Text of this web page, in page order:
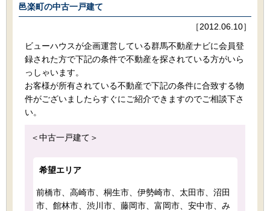
邑楽町の中古一戸建て
［2012.06.10］
ビューハウスが企画運営している群馬不動産ナビに会員登
録された方で下記の条件で不動産を探されている方がいら
っしゃいます。
お客様が所有されている不動産で下記の条件に合致する物
件がございましたらすぐにご紹介できますのでご相談下さ
い。
＜中古一戸建て＞
希望エリア
前橋市、高崎市、桐生市、伊勢崎市、太田市、沼田
市、館林市、渋川市、藤岡市、富岡市、安中市、み